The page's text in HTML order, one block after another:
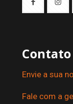
Contato
Envie a sua
Fale com a